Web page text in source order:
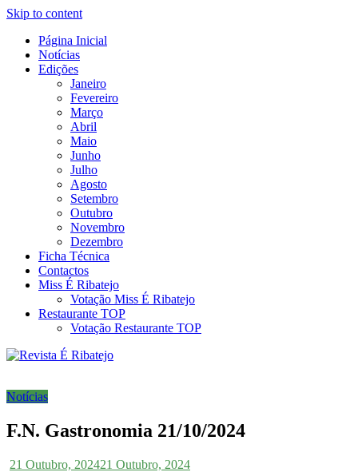
Skip to content
É Ribatejo – Revista Social
Online
Revista Social Online
Página Inicial
Notícias
Edições
Janeiro
Fevereiro
Março
Abril
Maio
Junho
Julho
Agosto
Setembro
Outubro
Novembro
Dezembro
Ficha Técnica
Contactos
Miss É Ribatejo
Votação Miss É Ribatejo
Restaurante TOP
Votação Restaurante TOP
Notícias
F.N. Gastronomia 21/10/2024
21 Outubro, 202421 Outubro, 2024